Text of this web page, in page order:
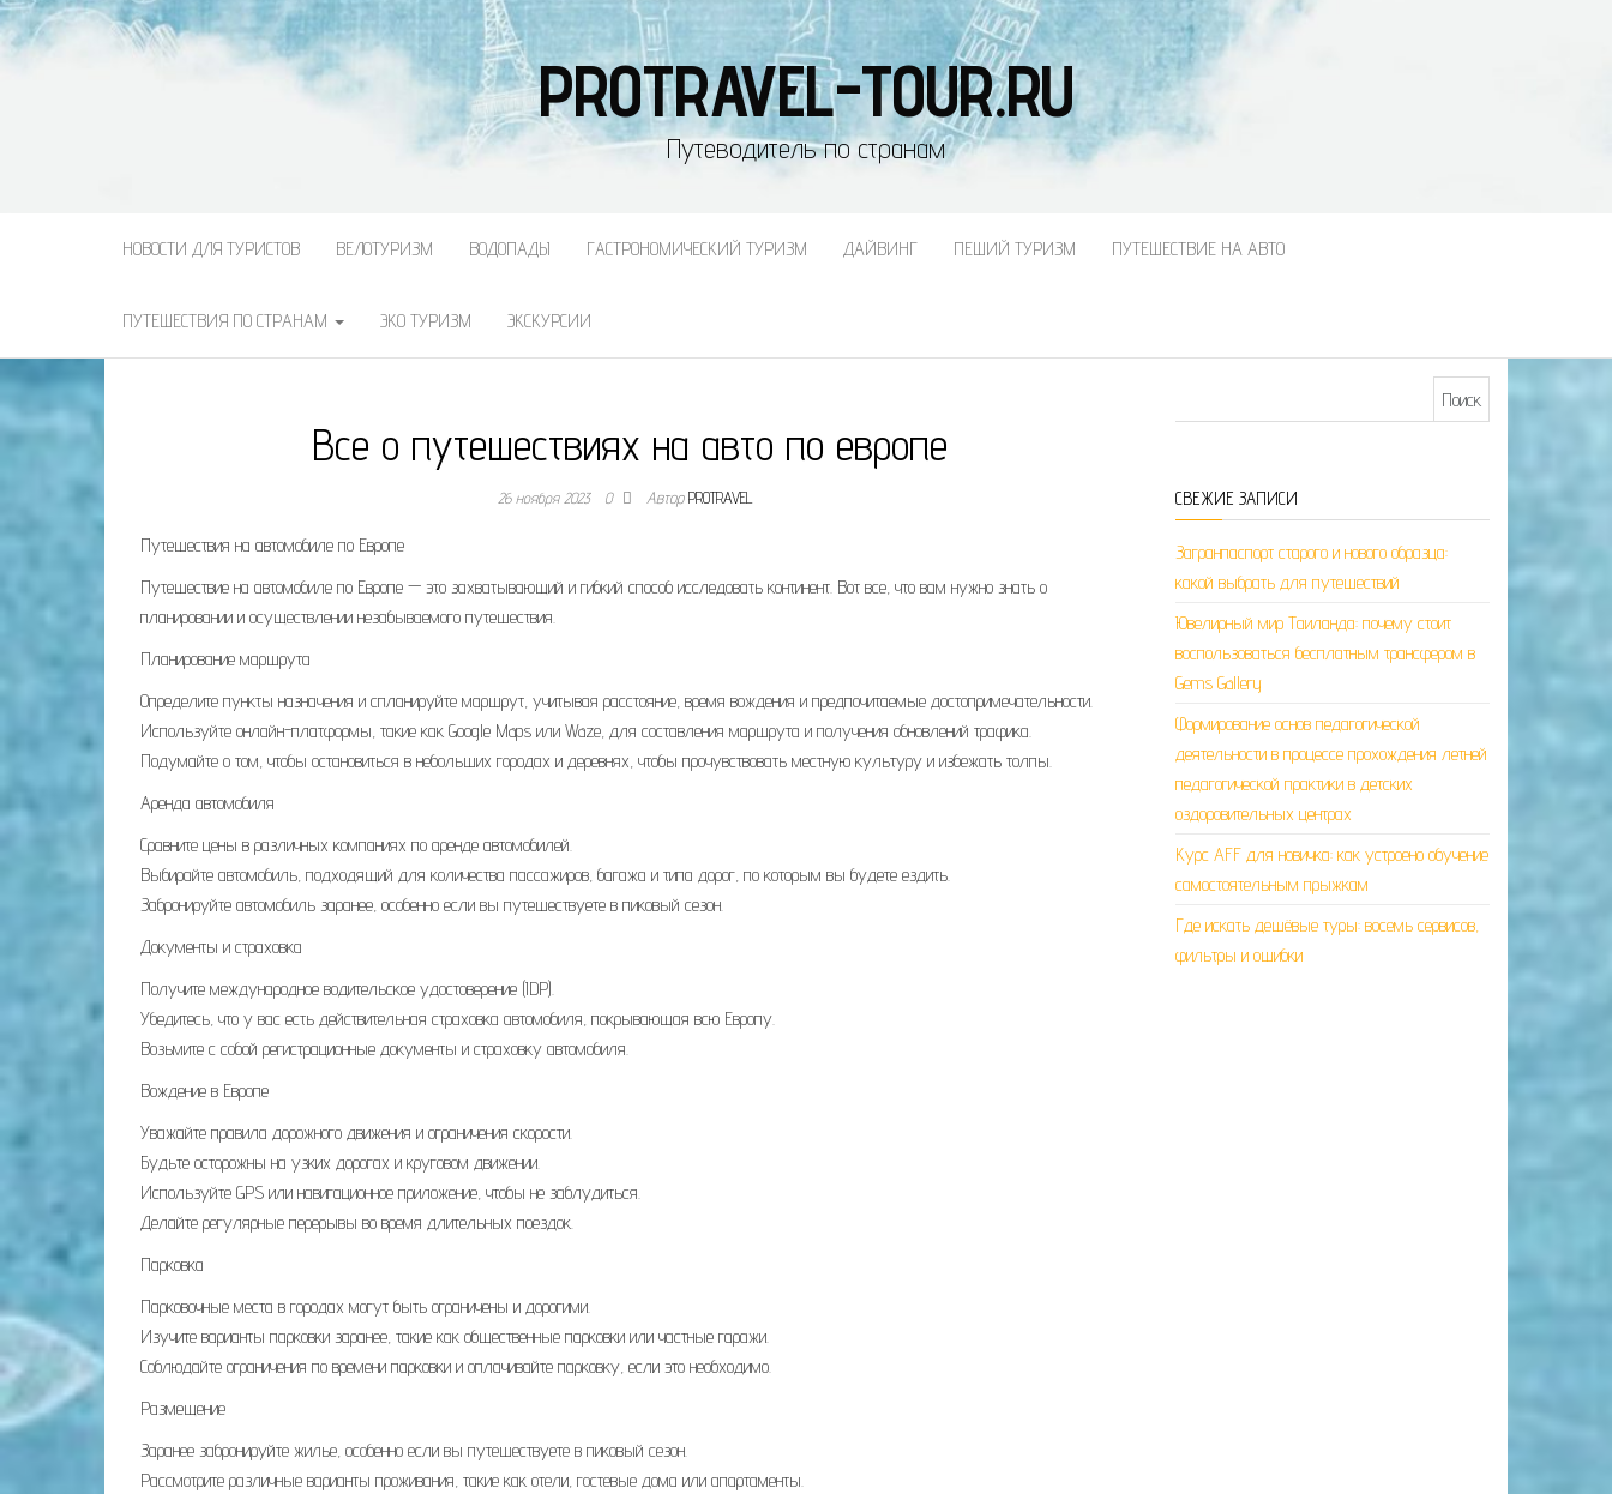
PROTRAVEL-TOUR.RU
Путеводитель по странам
НОВОСТИ ДЛЯ ТУРИСТОВ ВЕЛОТУРИЗМ ВОДОПАДЫ ГАСТРОНОМИЧЕСКИЙ ТУРИЗМ ДАЙВИНГ ПЕШИЙ ТУРИЗМ ПУТЕШЕСТВИЕ НА АВТО
ПУТЕШЕСТВИЯ ПО СТРАНАМ ЭКО ТУРИЗМ ЭКСКУРСИИ
Все о путешествиях на авто по европе
26 ноября 2023 0 АвторPROTRAVEL
Путешествия на автомобиле по Европе
Путешествие на автомобиле по Европе — это захватывающий и гибкий способ исследовать континент. Вот все, что вам нужно знать о
планировании и осуществлении незабываемого путешествия.
Планирование маршрута
Определите пункты назначения и спланируйте маршрут, учитывая расстояние, время вождения и предпочитаемые достопримечательности.
Используйте онлайн-платформы, такие как Google Maps или Waze, для составления маршрута и получения обновлений трафика.
Подумайте о том, чтобы остановиться в небольших городах и деревнях, чтобы прочувствовать местную культуру и избежать толпы.
Аренда автомобиля
Сравните цены в различных компаниях по аренде автомобилей.
Выбирайте автомобиль, подходящий для количества пассажиров, багажа и типа дорог, по которым вы будете ездить.
Забронируйте автомобиль заранее, особенно если вы путешествуете в пиковый сезон.
Документы и страховка
Получите международное водительское удостоверение (IDP).
Убедитесь, что у вас есть действительная страховка автомобиля, покрывающая всю Европу.
Возьмите с собой регистрационные документы и страховку автомобиля.
Вождение в Европе
Уважайте правила дорожного движения и ограничения скорости.
Будьте осторожны на узких дорогах и круговом движении.
Используйте GPS или навигационное приложение, чтобы не заблудиться.
Делайте регулярные перерывы во время длительных поездок.
Парковка
Парковочные места в городах могут быть ограничены и дорогими.
Изучите варианты парковки заранее, такие как общественные парковки или частные гаражи.
Соблюдайте ограничения по времени парковки и оплачивайте парковку, если это необходимо.
Размещение
Заранее забронируйте жилье, особенно если вы путешествуете в пиковый сезон.
Рассмотрите различные варианты проживания, такие как отели, гостевые дома или апартаменты.
СВЕЖИЕ ЗАПИСИ
Загранпаспорт старого и нового образца:
какой выбрать для путешествий
Ювелирный мир Таиланда: почему стоит
воспользоваться бесплатным трансфером в
Gems Gallery
Формирование основ педагогической
деятельности в процессе прохождения летней
педагогической практики в детских
оздоровительных центрах
Курс AFF для новичка: как устроено обучение
самостоятельным прыжкам
Где искать дешёвые туры: восемь сервисов,
фильтры и ошибки